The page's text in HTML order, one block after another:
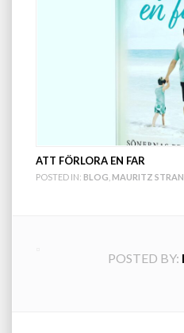
ATT FÖRLORA EN FAR
POSTED IN: BLOG MAURITZ
POSTED BY: